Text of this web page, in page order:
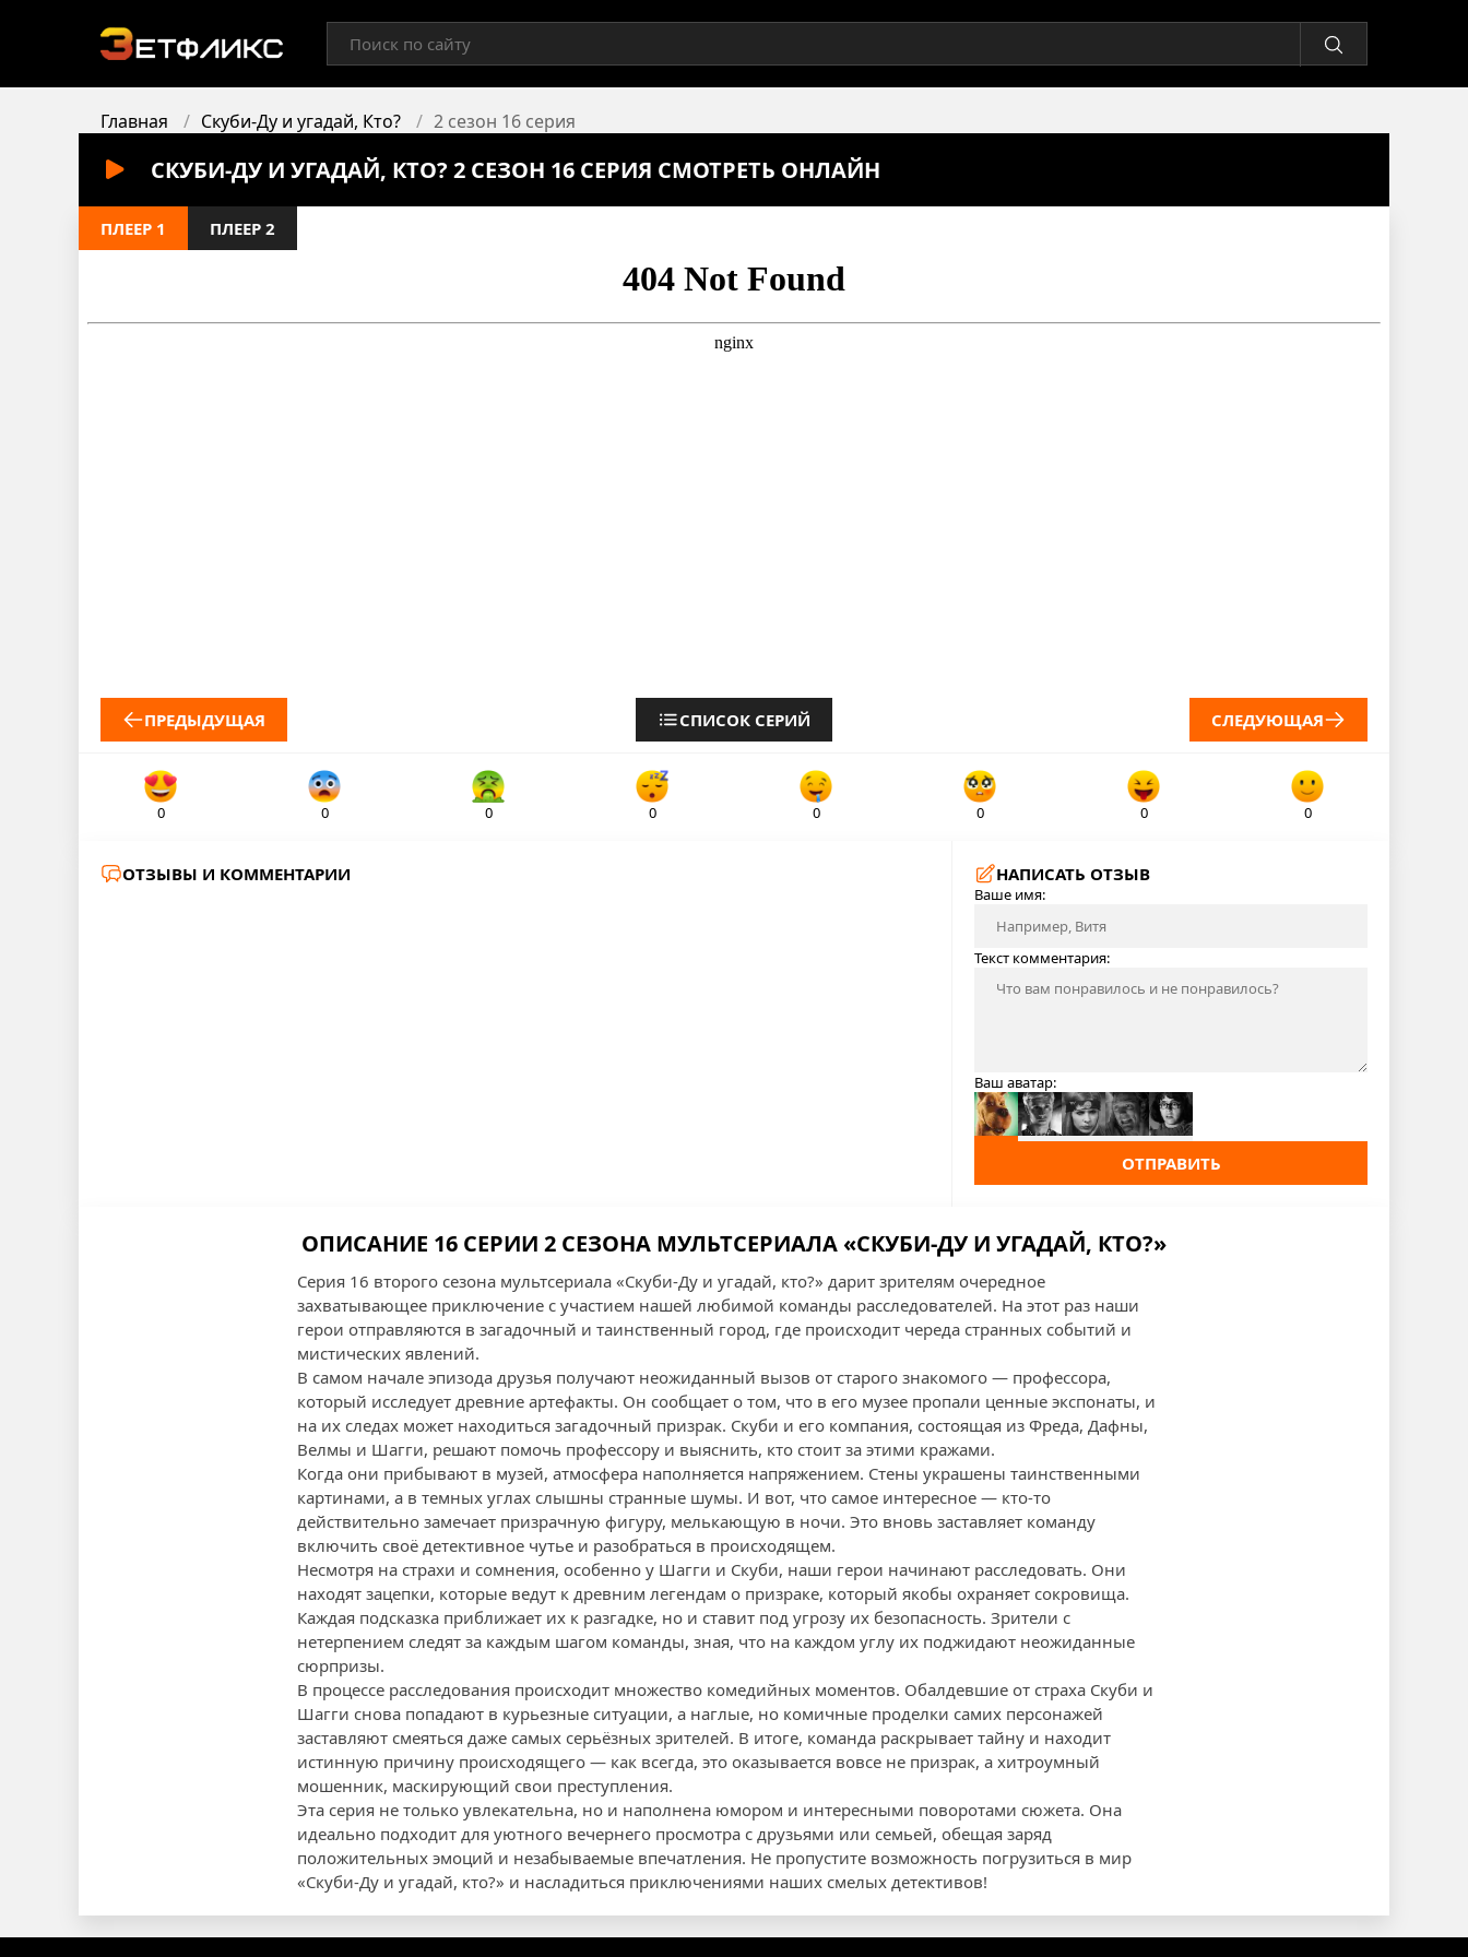
Главная Скуби-Ду и угадай, Кто? 2 сезон 16 серия
СКУБИ-ДУ И УГАДАЙ, КТО? 2 СЕЗОН 16 СЕРИЯ СМОТРЕТЬ ОНЛАЙН
ПЛЕЕР 1 ПЛЕЕР 2
ПРЕДЫДУЩАЯ СПИСОК СЕРИЙ СЛЕДУЮЩАЯ
0 0 0 0 0 0 0 0
ОТЗЫВЫ И КОММЕНТАРИИ НАПИСАТЬ ОТЗЫВ
Ваше имя:
Текст комментария:
Ваш аватар:
ОТПРАВИТЬ
ОПИСАНИЕ 16 СЕРИИ 2 СЕЗОНА МУЛЬТСЕРИАЛА «СКУБИ-ДУ И УГАДАЙ, КТО?»
Серия 16 второго сезона мультсериала «Скуби-Ду и угадай, кто?» дарит зрителям очередное
захватывающее приключение с участием нашей любимой команды расследователей. На этот раз наши
герои отправляются в загадочный и таинственный город, где происходит череда странных событий и
мистических явлений.
В самом начале эпизода друзья получают неожиданный вызов от старого знакомого — профессора,
который исследует древние артефакты. Он сообщает о том, что в его музее пропали ценные экспонаты, и
на их следах может находиться загадочный призрак. Скуби и его компания, состоящая из Фреда, Дафны,
Велмы и Шагги, решают помочь профессору и выяснить, кто стоит за этими кражами.
Когда они прибывают в музей, атмосфера наполняется напряжением. Стены украшены таинственными
картинами, а в темных углах слышны странные шумы. И вот, что самое интересное — кто-то
действительно замечает призрачную фигуру, мелькающую в ночи. Это вновь заставляет команду
включить своё детективное чутье и разобраться в происходящем.
Несмотря на страхи и сомнения, особенно у Шагги и Скуби, наши герои начинают расследовать. Они
находят зацепки, которые ведут к древним легендам о призраке, который якобы охраняет сокровища.
Каждая подсказка приближает их к разгадке, но и ставит под угрозу их безопасность. Зрители с
нетерпением следят за каждым шагом команды, зная, что на каждом углу их поджидают неожиданные
сюрпризы.
В процессе расследования происходит множество комедийных моментов. Обалдевшие от страха Скуби и
Шагги снова попадают в курьезные ситуации, а наглые, но комичные проделки самих персонажей
заставляют смеяться даже самых серьёзных зрителей. В итоге, команда раскрывает тайну и находит
истинную причину происходящего — как всегда, это оказывается вовсе не призрак, а хитроумный
мошенник, маскирующий свои преступления.
Эта серия не только увлекательна, но и наполнена юмором и интересными поворотами сюжета. Она
идеально подходит для уютного вечернего просмотра с друзьями или семьей, обещая заряд
положительных эмоций и незабываемые впечатления. Не пропустите возможность погрузиться в мир
«Скуби-Ду и угадай, кто?» и насладиться приключениями наших смелых детективов!